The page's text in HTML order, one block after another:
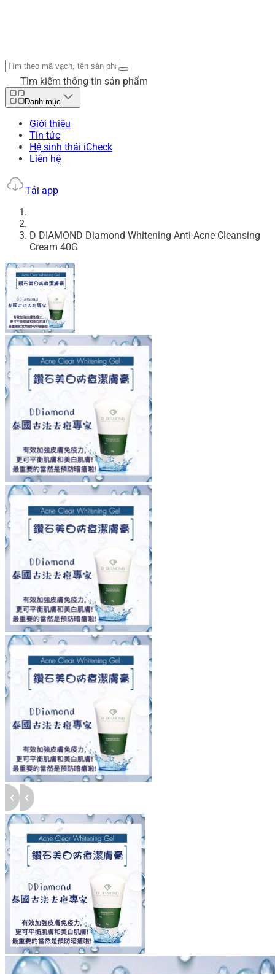
Tìm kiếm thông tin sản phẩm
Danh mục
Giới thiệu
Tin tức
Hệ sinh thái iCheck
Liên hệ
Tải app
D DIAMOND Diamond Whitening Anti-Acne Cleansing
Cream 40G